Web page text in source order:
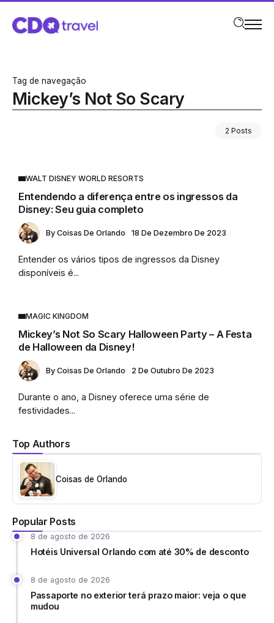
Tag de navegação
Mickey’s Not So Scary
2 Posts
Top Authors
Coisas de Orlando
Popular Posts
8 de agosto de 2026
Hotéis Universal Orlando com até 30% de desconto
8 de agosto de 2026
Passaporte no exterior terá prazo maior: veja o que
mudou
WALT DISNEY WORLD RESORTS
Entendendo a diferença entre os ingressos da
Disney: Seu guia completo
By Coisas De Orlando 18 De Dezembro De 2023
Entender os vários tipos de ingressos da Disney
disponíveis é...
MAGIC KINGDOM
Mickey’s Not So Scary Halloween Party – A Festa
de Halloween da Disney!
By Coisas De Orlando 2 De Outubro De 2023
Durante o ano, a Disney oferece uma série de
festividades...